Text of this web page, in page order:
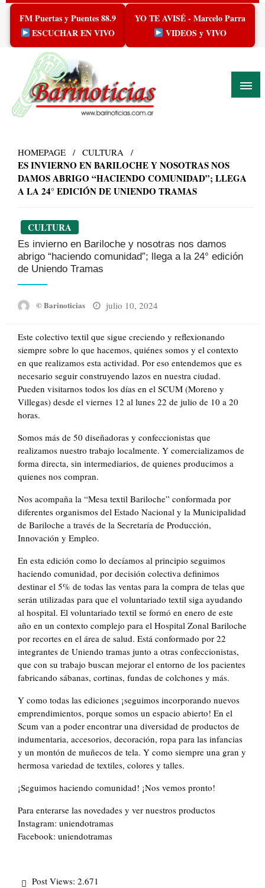
Skip
content
FM Puertas y Puentes 88.9
ESCUCHAR EN VIVO
YO TE AVISÉ - Marcelo Parra
VIDEOS y VIVO
HOMEPAGE CULTURA
ES INVIERNO EN BARILOCHE Y NOSOTRAS NOS
DAMOS ABRIGO “HACIENDO COMUNIDAD”; LLEGA
A LA 24° EDICIÓN DE UNIENDO TRAMAS
CULTURA
Es invierno en Bariloche y nosotras nos damos
abrigo “haciendo comunidad”; llega a la 24° edición
de Uniendo Tramas
© Barinoticias
Posted
julio 10, 2024
Este colectivo textil que sigue creciendo y reflexionando
siempre sobre lo que hacemos, quiénes somos y el contexto
en que realizamos esta actividad. Por eso entendemos que es
necesario seguir construyendo lazos en nuestra ciudad.
Pueden visitarnos todos los días en el SCUM (Moreno y
Villegas) desde el viernes 12 al lunes 22 de julio de 10 a 20
horas.
Somos más de 50 diseñadoras y confeccionistas que
realizamos nuestro trabajo localmente. Y comercializamos de
forma directa, sin intermediarios, de quienes producimos a
quienes nos compran.
Nos acompaña la “Mesa textil Bariloche” conformada por
diferentes organismos del Estado Nacional y la Municipalidad
de Bariloche a través de la Secretaría de Producción,
Innovación y Empleo.
En esta edición como lo decíamos al principio seguimos
haciendo comunidad, por decisión colectiva definimos
destinar el 5% de todas las ventas para la compra de telas que
serán utilizadas para que el voluntariado textil siga ayudando
al hospital. El voluntariado textil se formó en enero de este
año en un contexto complejo para el Hospital Zonal Bariloche
por recortes en el área de salud. Está conformado por 22
integrantes de Uniendo tramas junto a otras confeccionistas,
que con su trabajo buscan mejorar el entorno de los pacientes
fabricando sábanas, cortinas, fundas de colchones y más.
Y como todas las ediciones ¡seguimos incorporando nuevos
emprendimientos, porque somos un espacio abierto! En el
Scum van a poder encontrar una diversidad de productos de
indumentaria, accesorios, decoración, ropa para las infancias
y un montón de muñecos de tela. Y como siempre una gran y
hermosa variedad de textiles, colores y talles.
¡Seguimos haciendo comunidad! ¡Nos vemos pronto!
Para enterarse las novedades y ver nuestros productos
Instagram: uniendotramas
Facebook: uniendotramas
Post Views: 2.671